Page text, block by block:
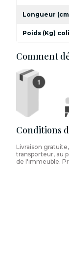
Longueur
Poids (Kg)
Comment
Conditions
Livraison
transporteur, au
de l'immeuble.